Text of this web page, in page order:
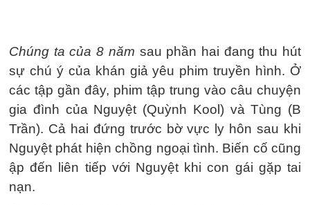
Chúng ta của 8 năm sau phần hai đang thu hút
sự chú ý của khán giả yêu phim truyền hình. Ở
các tập gần đây, phim tập trung vào câu chuyện
gia đình của Nguyệt (Quỳnh Kool) và Tùng (B
Trần). Cả hai đứng trước bờ vực ly hôn sau khi
Nguyệt phát hiện chồng ngoại tình. Biến cố cũng
ập đến liên tiếp với Nguyệt khi con gái gặp tai
nạn.